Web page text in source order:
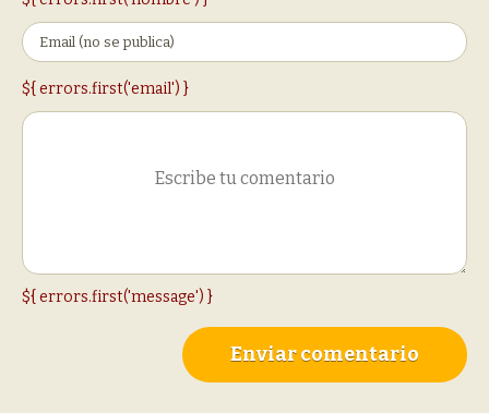
${ errors.first('email') }
${ errors.first('message') }
Enviar comentario